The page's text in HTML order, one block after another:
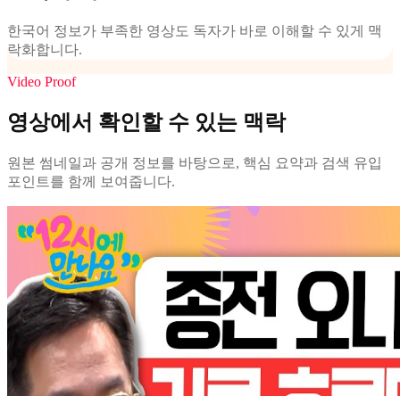
한국어 정보가 부족한 영상도 독자가 바로 이해할 수 있게 맥
락화합니다.
Video Proof
영상에서 확인할 수 있는 맥락
원본 썸네일과 공개 정보를 바탕으로, 핵심 요약과 검색 유입
포인트를 함께 보여줍니다.